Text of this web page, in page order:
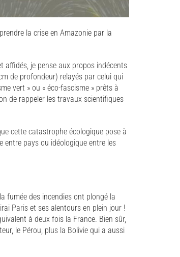
la crise en Amazonie par la
affidés, je pense aux propos indécents
de profondeur) relayés par celui qui
vert » ou « éco-fascisme » prêts à
de rappeler les travaux scientifiques
cette catastrophe écologique pose à
entre pays ou idéologique entre les
fumée des incendies ont plongé la
Paris et ses alentours en plein jour !
à deux fois la France. Bien sûr,
le Pérou, plus la Bolivie qui a aussi